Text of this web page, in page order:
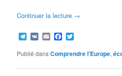
Continuer la lecture →
Telegram
VK EmailFacebook
Publié dansComprendre l'Europe,